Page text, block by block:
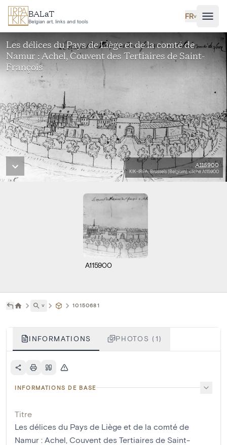
Aller au contenu principal
BALaT
Belgian art, links and tools
FR˅
Les délices du Pays de Liège et de la comté de
Namur : Achel, Couvent des Tertiaires de Saint-
François
A115900
KIK-IRPA, Brussels (Belgium), cliché A115900
A115900
˅ 10150681
INFORMATIONS PHOTOS (1)
INFORMATIONS DE BASE
Titre
Les délices du Pays de Liège et de la comté de
Namur : Achel, Couvent des Tertiaires de Saint-